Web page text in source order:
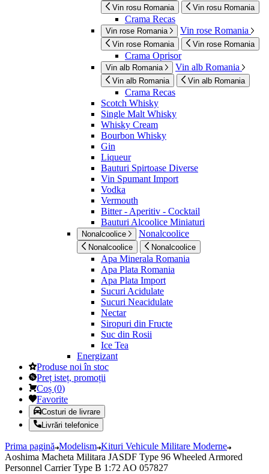
Vin rosu Romania Vin rosu Romania
Crama Recas
Vin rose Romania Vin rose Romania
Vin rose Romania Vin rose Romania
Crama Oprisor
Vin alb Romania Vin alb Romania
Vin alb Romania Vin alb Romania
Crama Recas
Scotch Whisky
Single Malt Whisky
Whisky Cream
Bourbon Whisky
Gin
Liqueur
Bauturi Spirtoase Diverse
Vin Spumant Import
Vodka
Vermouth
Bitter - Aperitiv - Cocktail
Bauturi Alcoolice Miniaturi
Nonalcoolice Nonalcoolice
Nonalcoolice Nonalcoolice
Apa Minerala Romania
Apa Plata Romania
Apa Plata Import
Sucuri Acidulate
Sucuri Neacidulate
Nectar
Siropuri din Fructe
Suc din Rosii
Ice Tea
Energizant
Produse noi în stoc
Preț isteț, promoții
Coș (0)
Favorite
Costuri de livrare
Livrări telefonice
Prima pagină Modelism Kituri Vehicule Militare Moderne
Aoshima Macheta Militara JASDF Type 96 Wheeled Armored
Personnel Carrier Type B 1:72 AO 057827